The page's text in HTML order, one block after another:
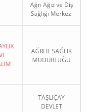
Ağrı Ağız ve Diş
Sağlığı Merkezi
AĞRI İL SAĞLIK
MÜDÜRLÜĞÜ
TAŞLIÇAY
DEVLET